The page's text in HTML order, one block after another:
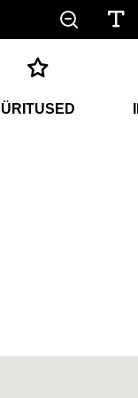
ÜRITUSED